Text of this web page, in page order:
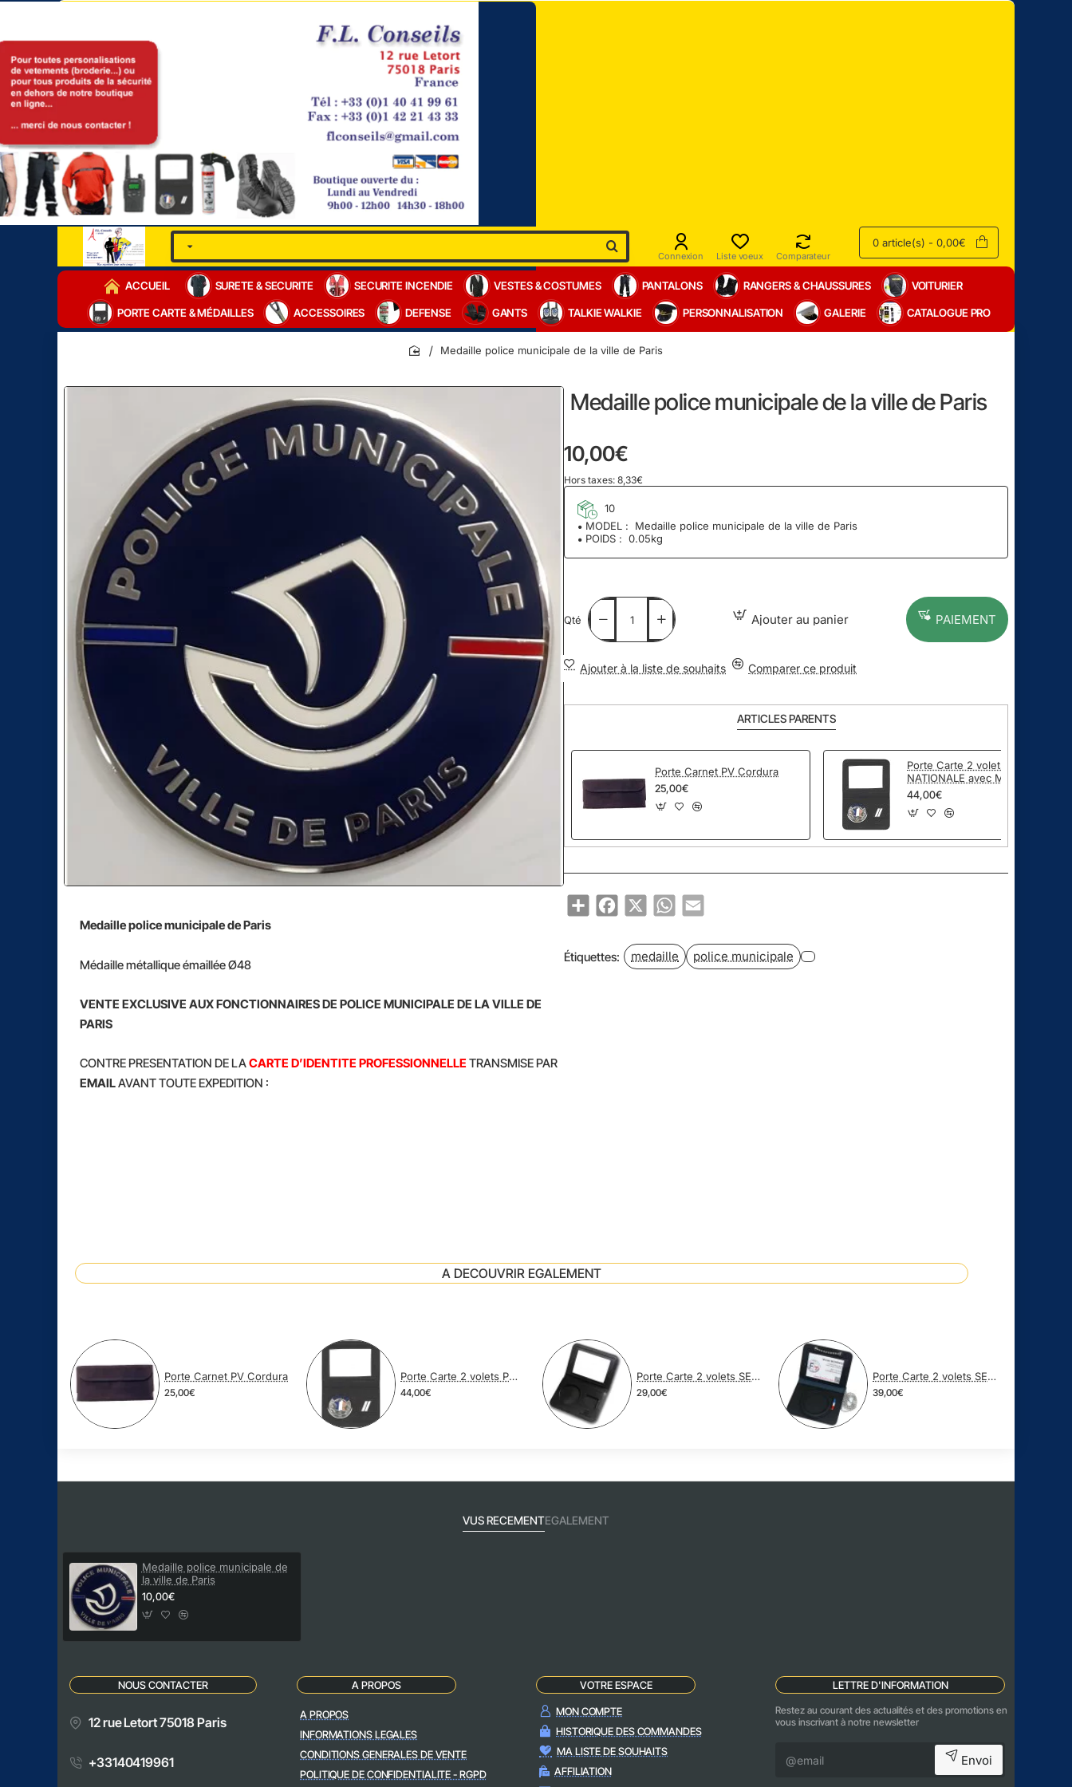
Connexion Liste voeux Comparateur
0 article(s) - 0,00€
ACCUEIL SURETE & SECURITE SECURITE INCENDIE VESTES & COSTUMES PANTALONS RANGERS & CHAUSSURES VOITURIER
PORTE CARTE & MÉDAILLES ACCESSOIRES DEFENSE GANTS TALKIE WALKIE PERSONNALISATION GALERIE CATALOGUE PRO
Medaille police municipale de la ville de Paris
Medaille police municipale de Paris
Médaille métallique émaillée Ø48
VENTE EXCLUSIVE AUX FONCTIONNAIRES DE POLICE MUNICIPALE DE LA VILLE DE
PARIS
CONTRE PRESENTATION DE LACARTE D’IDENTITE PROFESSIONNELLE TRANSMISEPAR
EMAILAVANT TOUTE EXPEDITION :
Medaille police municipale de la ville de Paris
10,00€
Hors taxes: 8,33€
10
MODEL :
Medaille police municipale de la ville de Paris
POIDS : 0.05kg
Qté Ajouter au panier PAIEMENT
Ajouter à la liste de souhaits Comparer ce produit
ARTICLES PARENTS
Porte Carnet PV Cordura
25,00€
Porte Carte 2 volets POLICE
NATIONALE avec MEDAILLE
et GRADE
44,00€
ShareFacebook
X WhatsApp
Email
Étiquettes: medaille police municipale
A DECOUVRIR EGALEMENT
Porte Carnet PV Cordura
25,00€
Porte Carte 2 volets POLICE NATIONALE avec MEDAILLE et GRADE
44,00€
Porte Carte 2 volets SEUL (SANS MEDAILLE SANS GRADE)
29,00€
Porte Carte 2 volets SEUL + CHAINETTE (EMPLACEMENT POUR MEDAILLE)
39,00€
VUS RECEMENTEGALEMENT
Medaille police municipale de
la ville de Paris
10,00€
NOUS CONTACTER
12 rue Letort 75018 Paris
+33140419961
A PROPOS
A PROPOS
INFORMATIONS LEGALES
CONDITIONS GENERALES DE VENTE
POLITIQUE DE CONFIDENTIALITE - RGPD
VOTRE ESPACE
MON COMPTE
HISTORIQUE DES COMMANDES
MA LISTE DE SOUHAITS
AFFILIATION
LETTRE D'INFORMATION
Restez au courant des actualités et des promotions en
vous inscrivant à notre newsletter
Envoi